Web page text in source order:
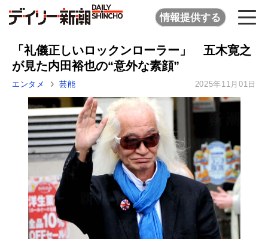
情報提供する
「礼儀正しいロックンローラー」 五木寛之
が見た内田裕也の“意外な素顔”
エンタメ 芸能 2025年11月01日